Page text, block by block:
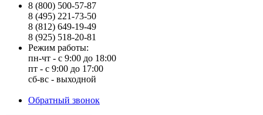
8 (800) 500-57-87
8 (495) 221-73-50
8 (812) 649-19-49
8 (925) 518-20-81
Режим работы:
пн-чт - с 9:00 до 18:00
пт - с 9:00 до 17:00
сб-вс - выходной
Обратный звонок